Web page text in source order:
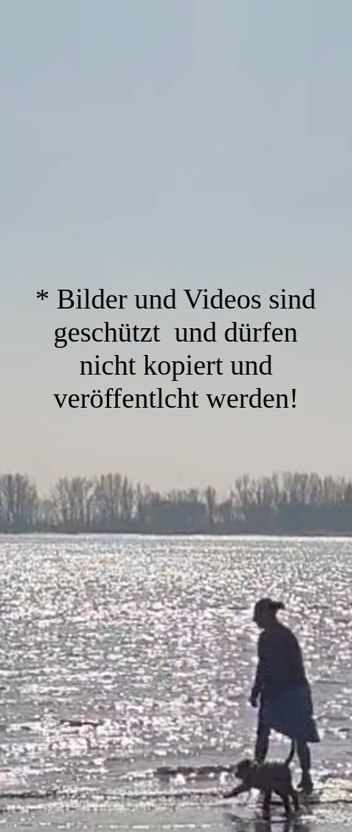
* Bilder und Videos sind
geschützt und dürfen
nicht kopiert und
veröffentlcht werden!